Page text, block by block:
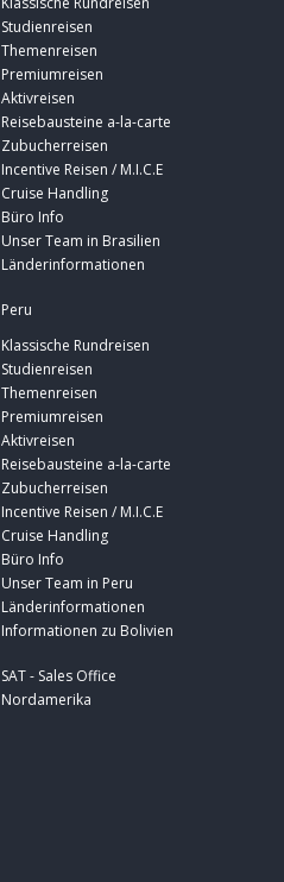
Studienreisen
Themenreisen
Premiumreisen
Aktivreisen
Reisebausteine a-la-carte
Zubucherreisen
Incentive Reisen / M.I.C.E
Cruise Handling
Büro Info
Unser Team in Brasilien
Länderinformationen
Peru
Klassische Rundreisen
Studienreisen
Themenreisen
Premiumreisen
Aktivreisen
Reisebausteine a-la-carte
Zubucherreisen
Incentive Reisen / M.I.C.E
Cruise Handling
Büro Info
Unser Team in Peru
Länderinformationen
Informationen zu Bolivien
SAT - Sales Office
Nordamerika